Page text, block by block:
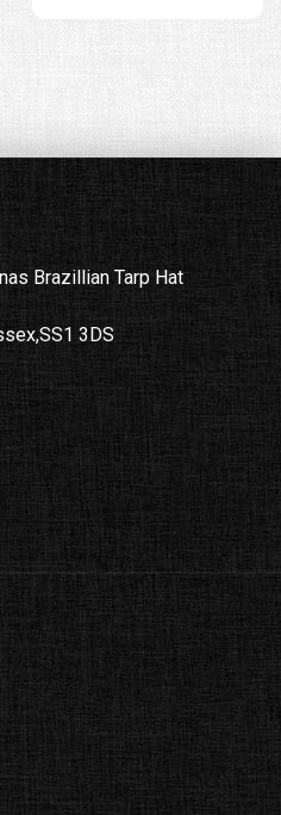
Brazillian Tarp Hat
3DS